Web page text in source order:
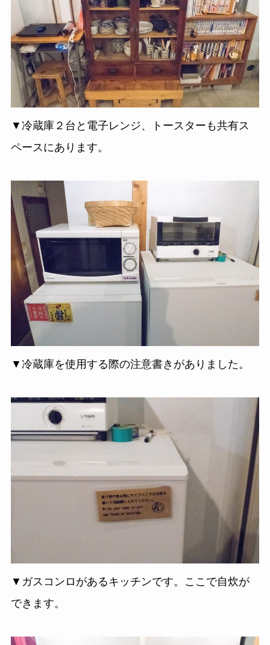
▼冷蔵庫２台と電子レンジ、トースターも共有ス
ペースにあります。
▼冷蔵庫を使用する際の注意書きがありました。
▼ガスコンロがあるキッチンです。ここで自炊が
できます。